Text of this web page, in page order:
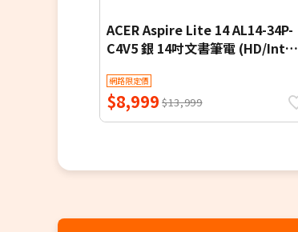
ACER Aspire Lite 14 AL14-34P-
C4V5 銀 14吋文書筆電 (HD/Intel
SSD/WIN 11 S)
網路限定價
$8,999 $13,999